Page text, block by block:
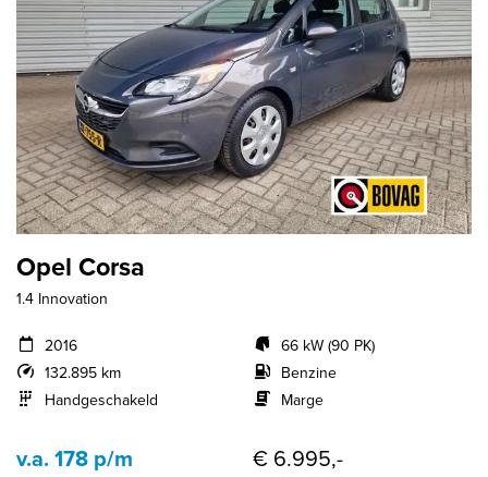
Opel Corsa
1.4 Innovation
2016
132.895 km
Handgeschakeld
66 kW (90 PK)
Benzine
Marge
v.a. 178 p/m € 6.995,-